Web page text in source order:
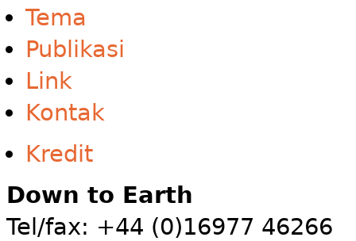
Tema
Publikasi
Link
Kontak
Kredit
Down to Earth
Tel/fax: +44 (0)16977 46266